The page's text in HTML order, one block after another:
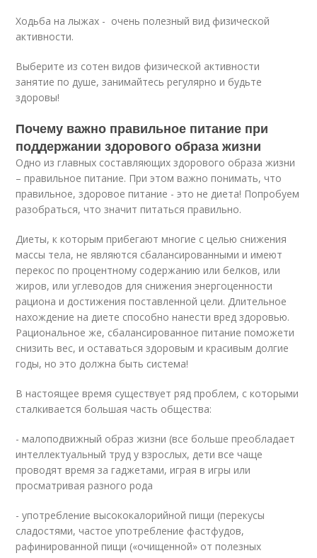
Ходьба на лыжах - очень полезный вид физической
активности.
Выберите из сотен видов физической активности
занятие по душе, занимайтесь регулярно и будьте
здоровы!
Почему важно правильное питание при
поддержании здорового образа жизни
Одно из главных составляющих здорового образа жизни
– правильное питание. При этом важно понимать, что
правильное, здоровое питание - это не диета! Попробуем
разобраться, что значит питаться правильно.
Диеты, к которым прибегают многие с целью снижения
массы тела, не являются сбалансированными и имеют
перекос по процентному содержанию или белков, или
жиров, или углеводов для снижения энергоценности
рациона и достижения поставленной цели. Длительное
нахождение на диете способно нанести вред здоровью.
Рациональное же, сбалансированное питание поможети
снизить вес, и оставаться здоровым и красивым долгие
годы, но это должна быть система!
В настоящее время существует ряд проблем, с которыми
сталкивается большая часть общества:
- малоподвижный образ жизни (все больше преобладает
интеллектуальный труд у взрослых, дети все чаще
проводят время за гаджетами, играя в игры или
просматривая разного рода
- употребление высококалорийной пищи (перекусы
сладостями, частое употребление фастфудов,
рафинированной пищи («очищенной» от полезных